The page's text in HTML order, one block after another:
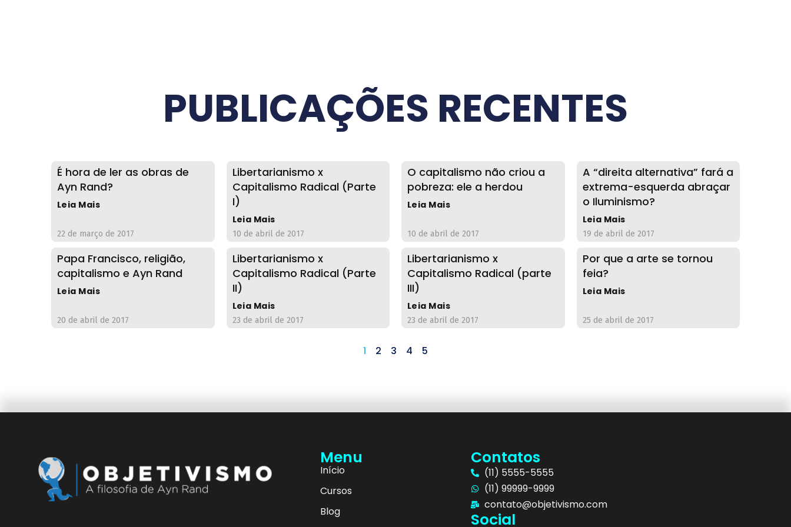
PUBLICAÇÕES RECENTES
É hora de ler as obras de
Ayn Rand?
Leia Mais
22 de março de 2017
Libertarianismo x
Capitalismo Radical (Parte
I)
Leia Mais
10 de abril de 2017
O capitalismo não criou a
pobreza: ele a herdou
Leia Mais
10 de abril de 2017
A “direita alternativa” fará a
extrema-esquerda abraçar
o Iluminismo?
Leia Mais
19 de abril de 2017
Papa Francisco, religião,
capitalismo e Ayn Rand
Leia Mais
20 de abril de 2017
Libertarianismo x
Capitalismo Radical (Parte
II)
Leia Mais
23 de abril de 2017
Libertarianismo x
Capitalismo Radical (parte
III)
Leia Mais
23 de abril de 2017
Por que a arte se tornou
feia?
Leia Mais
25 de abril de 2017
1 2 3 4 5
Menu
Início
Cursos
Blog
Contatos
(11) 5555-5555
(11) 99999-9999
contato@objetivismo.com
Social